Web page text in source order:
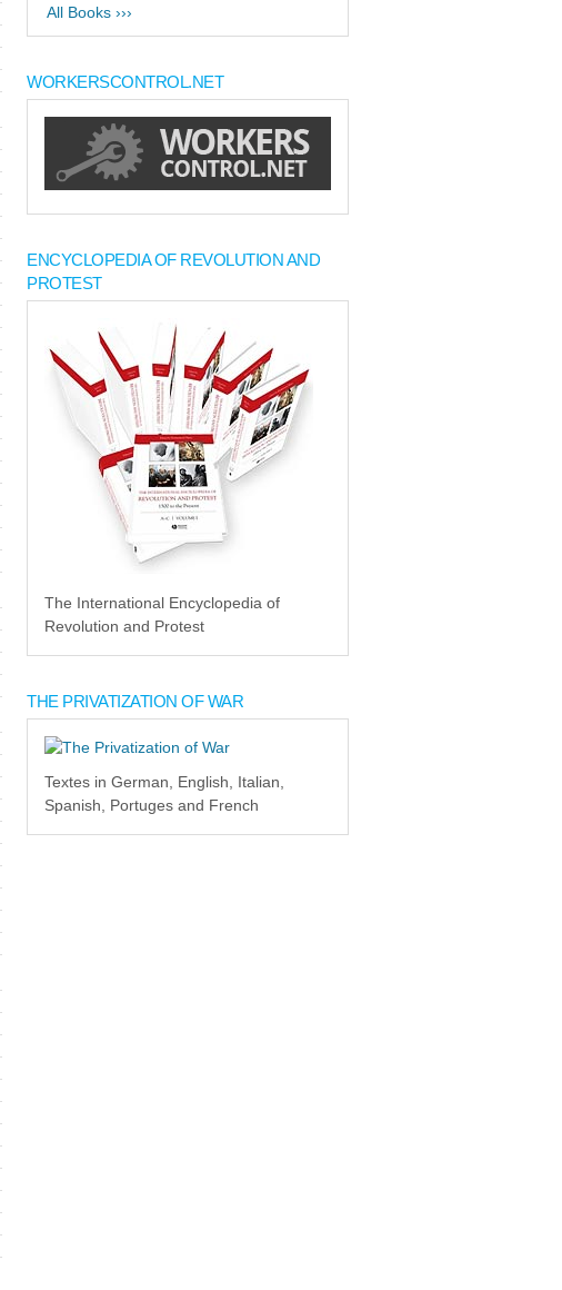
All Books ›››
WORKERSCONTROL.NET
ENCYCLOPEDIA OF REVOLUTION AND
PROTEST
The International Encyclopedia of
Revolution and Protest
THE PRIVATIZATION OF WAR
Textes in German, English, Italian,
Spanish, Portuges and French